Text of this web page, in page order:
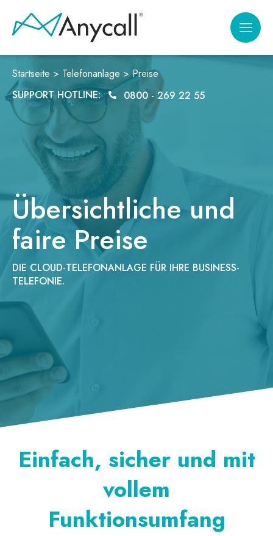
Inhalt
springen
Startseite > Telefonanlage > Preise
SUPPORT HOTLINE:
0800 - 269 22 55
Übersichtliche und
faire Preise
DIE CLOUD-TELEFONANLAGE FÜR IHRE BUSINESS-
TELEFONIE.
Einfach, sicher und mit
vollem
Funktionsumfang